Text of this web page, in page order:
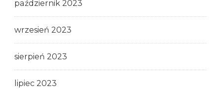
październik 2023
wrzesień 2023
sierpień 2023
lipiec 2023